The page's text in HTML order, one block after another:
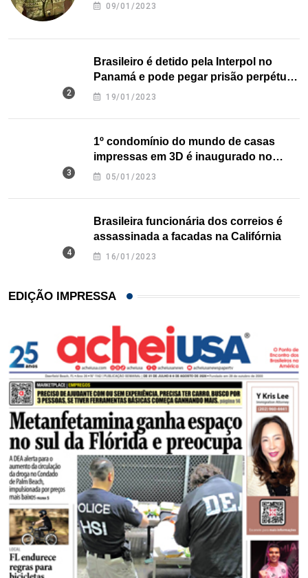
09/01/2023
Brasileiro é detido pela Interpol no
Panamá e pode pegar prisão perpétua
nos EUA
19/01/2023
1º condomínio do mundo de casas
impressas em 3D é inaugurado no
Texas
05/01/2023
Brasileira funcionária dos correios é
assassinada a facadas na Califórnia
16/01/2023
EDIÇÃO IMPRESSA